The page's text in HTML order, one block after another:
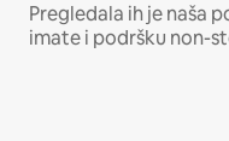
Pregledala ih je naša
imate i podršku non-